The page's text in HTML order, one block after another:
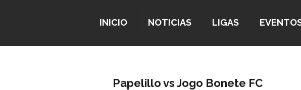
INICIO NOTICIAS LIGAS
Papelillo vs Jogo Bonete FC